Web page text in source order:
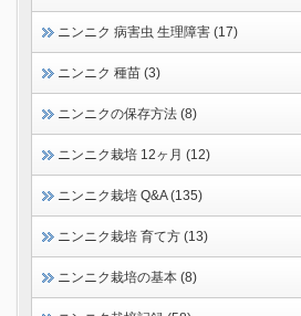
ニンニク 病害虫 生理障害 (17)
ニンニク 種苗 (3)
ニンニクの保存方法 (8)
ニンニク栽培 12ヶ月 (12)
ニンニク栽培 Q&A (135)
ニンニク栽培 育て方 (13)
ニンニク栽培の基本 (8)